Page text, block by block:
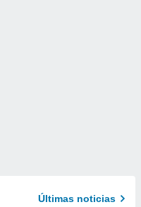
Últimas noticias